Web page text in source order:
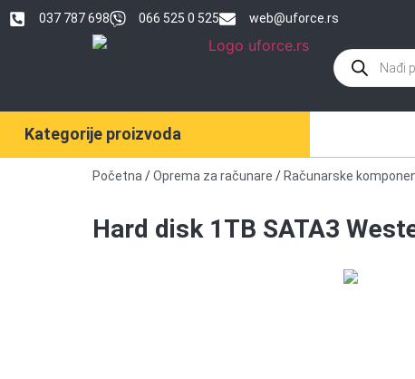
037 787 698 066 525 0 525 web@uforce.rs
Kategorije proizvoda
Početna /Oprema za računare / Računarske
Hard disk 1TB SATA3